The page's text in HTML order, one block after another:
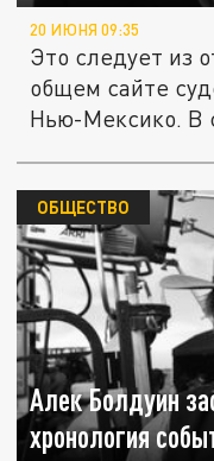
20 ИЮНЯ 09:35
Это следует из
общем сайте
Нью-Мексико. В
Алек Болдуин
хронология
ОБЩЕСТВО